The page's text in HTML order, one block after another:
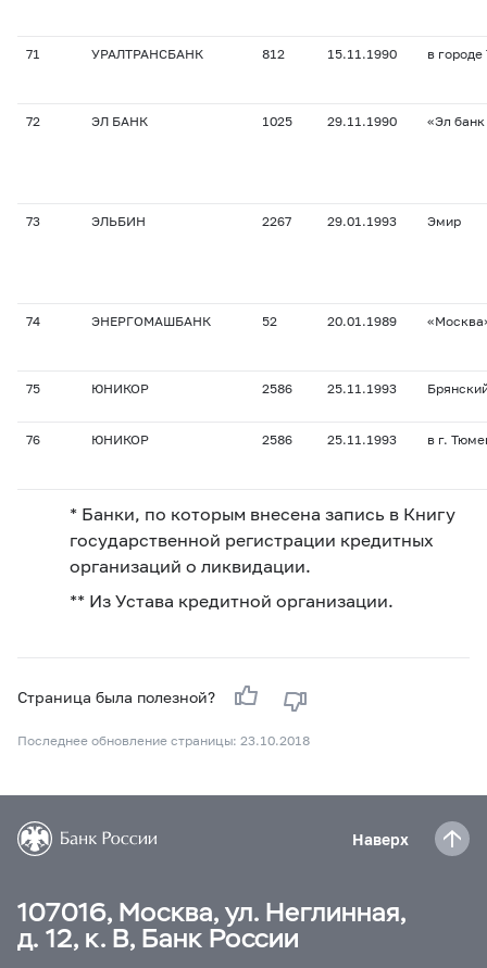
71 УРАЛТРАНСБАНК 812 15.11.1990 в
72 ЭЛ БАНК 1025 29.11.1990 «Эл
73 ЭЛЬБИН 2267 29.01.1993 Эмир
74 ЭНЕРГОМАШБАНК 52 20.01.1989
75 ЮНИКОР 2586 25.11.1993
76 ЮНИКОР 2586 25.11.1993 в г.
* Банки, по которым внесена запись в Книгу
государственной регистрации кредитных
организаций о ликвидации.
** Из Устава кредитной организации.
Страница была полезной?
Последнее обновление страницы: 23.10.2018
Наверх
107016, Москва, ул. Неглинная,
д. 12, к. В, Банк России